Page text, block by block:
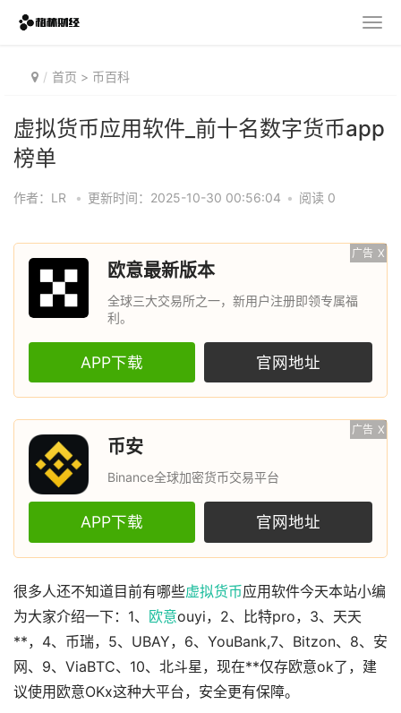
首页 > 币百科
虚拟货币应用软件_前十名数字货币app
榜单
作者：LR • 更新时间：2025-10-30 00:56:04 • 阅读 0
广告 X
欧意最新版本
全球三大交易所之一，新用户注册即领专属福
利。
APP下载 官网地址
广告 X
币安
Binance全球加密货币交易平台
APP下载 官网地址
很多人还不知道目前有哪些虚拟货币应用软件今天本站小编
为大家介绍一下：1、
欧意ouyi，2、比特pro，3、天天
**，4、币瑞，5、UBAY，6、YouBank,7、Bitzon、8、安
网、9、ViaBTC、10、北斗星，现在**仅存欧意ok了，建
议使用欧意OKx这种大平台，安全更有保障。